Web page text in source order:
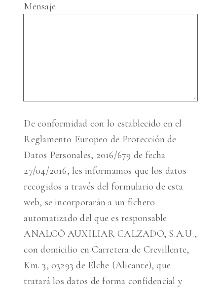
Mensaje
De conformidad con lo establecido en el
Reglamento Europeo de Protección de
Datos Personales, 2016/679 de fecha
27/04/2016, les informamos que los datos
recogidos a través del formulario de esta
web, se incorporarán a un fichero
automatizado del que es responsable
ANALCÓ AUXILIAR CALZADO, S.A.U.,
con domicilio en Carretera de Crevillente,
Km. 3, 03293 de Elche (Alicante), que
tratará los datos de forma confidencial y